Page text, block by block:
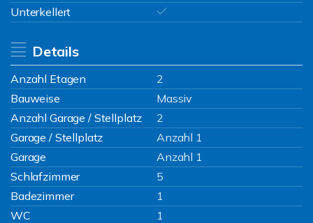
Unterkellert
Details
Anzahl Etagen
2
Bauweise
Massiv
Anzahl Garage / Stellplatz
2
Garage / Stellplatz
Anzahl 1
Garage
Anzahl 1
Schlafzimmer
5
Badezimmer
1
WC
1